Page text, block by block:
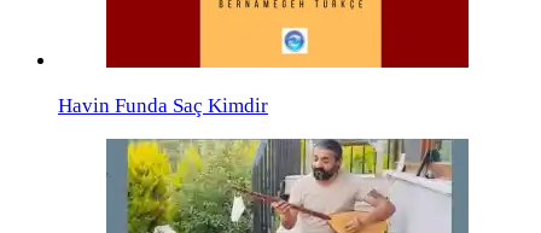
Havin Funda Saç Kimdir